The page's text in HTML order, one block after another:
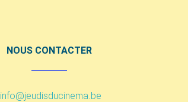
NOUS CONTACTER
info@jeudisducinema.be